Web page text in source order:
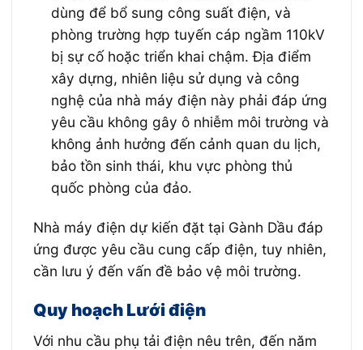
dùng để bổ sung công suất điện, và
phòng trường hợp tuyến cáp ngầm 110kV
bị sự cố hoặc triển khai chậm. Địa điểm
xây dựng, nhiên liệu sử dụng và công
nghệ của nhà máy điện này phải đáp ứng
yêu cầu không gây ô nhiễm môi trường và
không ảnh hưởng đến cảnh quan du lịch,
bảo tồn sinh thái, khu vực phòng thủ
quốc phòng của đảo.
Nhà máy điện dự kiến đặt tại Gành Dầu đáp
ứng được yêu cầu cung cấp điện, tuy nhiên,
cần lưu ý đến vấn đề bảo vệ môi trường.
Quy hoạch Lưới điện
Với nhu cầu phụ tải điện nêu trên, đến năm